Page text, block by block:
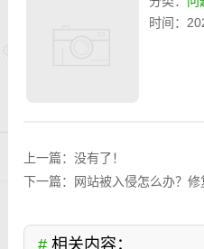
时间：
上一篇：没有了！
下一篇：
网站被入侵怎么办？修
#相关内容：